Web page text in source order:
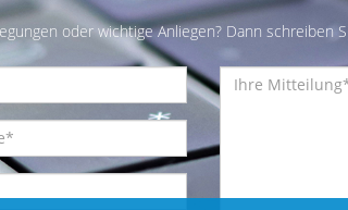
oder wichtige Anliegen? Dann schreiben